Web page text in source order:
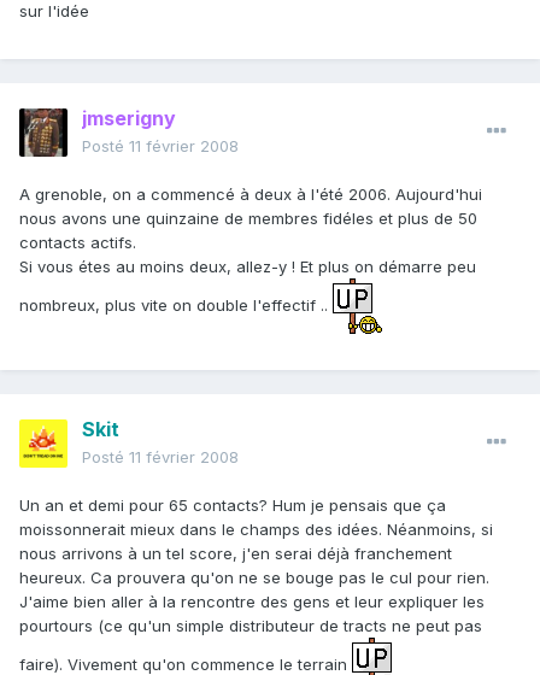
sur l'idée
jmserigny
Posté 11 février 2008
A grenoble, on a commencé à deux à l'été 2006. Aujourd'hui
nous avons une quinzaine de membres fidéles et plus de 50
contacts actifs.
Si vous étes au moins deux, allez-y ! Et plus on démarre peu
nombreux, plus vite on double l'effectif ..
Skit
Posté 11 février 2008
Un an et demi pour 65 contacts? Hum je pensais que ça
moissonnerait mieux dans le champs des idées. Néanmoins, si
nous arrivons à un tel score, j'en serai déjà franchement
heureux. Ca prouvera qu'on ne se bouge pas le cul pour rien.
J'aime bien aller à la rencontre des gens et leur expliquer les
pourtours (ce qu'un simple distributeur de tracts ne peut pas
faire). Vivement qu'on commence le terrain